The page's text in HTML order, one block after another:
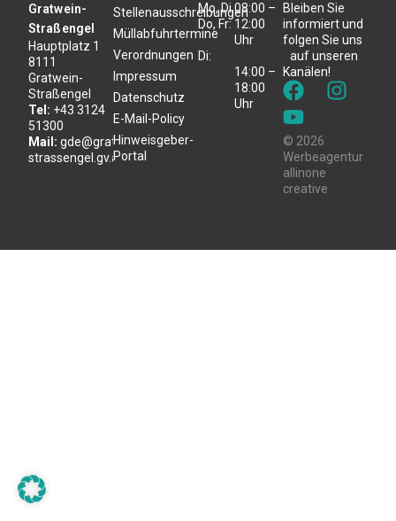
Gratwein-
Straßengel
Hauptplatz 1
8111
Gratwein-
Straßengel
Tel: +43 3124
51300
Mail: gde@gratwein-
strassengel.gv.at
Stellenausschreibungen
Müllabfuhrtermine
Verordnungen
Impressum
Datenschutz
E-Mail-Policy
Hinweisgeber-
Portal
Mo, Di,
Do, Fr:
Di:
08:00 –
12:00
Uhr
14:00 –
18:00
Uhr
Bleiben Sie
informiert und
folgen Sie uns
auf unseren
Kanälen!
© 2026
Werbeagentur
allinone
creative